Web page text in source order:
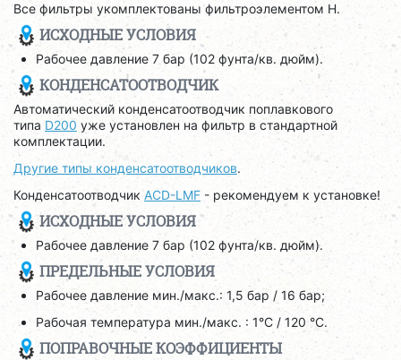
Все фильтры укомплектованы фильтроэлементом H.
ИСХОДНЫЕ УСЛОВИЯ
Рабочее давление 7 бар (102 фунта/кв. дюйм).
КОНДЕНСАТООТВОДЧИК
Автоматический конденсатоотводчик поплавкового
типа D200 уже установлен на фильтр в стандартной
комплектации.
Другие типы конденсатоотводчиков.
КонденсатоотводчикACD-LMF - рекомендуем к установке!
ИСХОДНЫЕ УСЛОВИЯ
Рабочее давление 7 бар (102 фунта/кв. дюйм).
ПРЕДЕЛЬНЫЕ УСЛОВИЯ
Рабочее давление мин./макс.: 1,5 бар / 16 бар;
Рабочая температура мин./макс. : 1°C / 120 °C.
ПОПРАВОЧНЫЕ КОЭФФИЦИЕНТЫ